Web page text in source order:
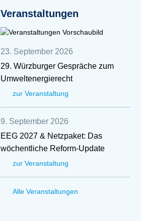
Veranstaltungen
23. September 2026
29. Würzburger Gespräche zum
Umweltenergierecht
zur Veranstaltung
9. September 2026
EEG 2027 & Netzpaket: Das
wöchentliche Reform-Update
zur Veranstaltung
Alle Veranstaltungen